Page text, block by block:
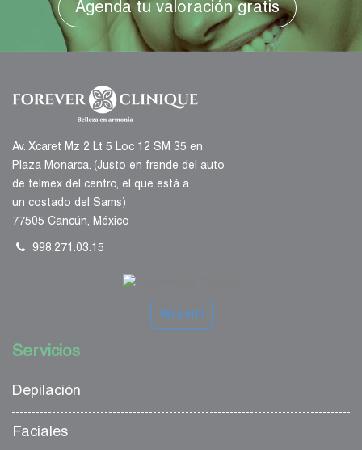
Agenda tu valoración gratis
Av. Xcaret Mz 2 Lt 5 Loc 12 SM 35 en
Plaza Monarca. (Justo en frende del auto
de telmex del centro, el que está a
un costado del Sams)
77505 Cancún, México
998.271.03.15
Ver perfil
Servicios
Depilación
Faciales